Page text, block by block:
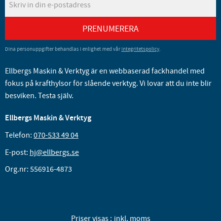
PRENUMERERA
Dina personuppgifter behandlas i enlighet med vår integritetspolicy.
Ellbergs Maskin & Verktyg är en webbaserad fackhandel med
fokus på krafthylsor för slående verktyg. Vi lovar att du inte blir
besviken. Testa själv.
Ellbergs Maskin & Verktyg
Telefon: 070-533 49 04
E-post: hj@ellbergs.se
Org.nr: 556916-4873
Priser visas inkl. moms